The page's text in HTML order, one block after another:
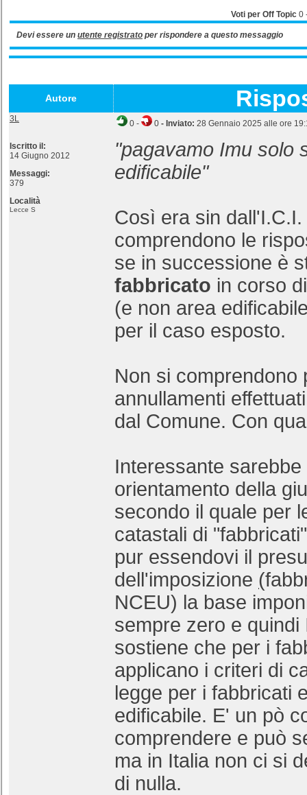
Voti per Off Topic 0
Devi essere un utente registrato per rispondere a questo messaggio
Autore
3L
Iscritto il:
14 Giugno 2012
Messaggi:
379
Località
Lecce S
0 - 0 - Inviato: 28 Gennaio 2025 alle ore
"pagavamo Imu solo
edificabile"
Così era sin
comprendono le
se in successione è
fabbricato in corso
(e non area
per il caso esposto.
Non si comprendono
annullamenti
dal Comune. Con
Interessante
orientamento della
secondo il quale per
catastali di
pur essendovi il
dell'imposizione (
NCEU) la base
sempre zero e quindi
sostiene che per i
applicano i criteri di
legge per i fabbricati
edificabile. E' un pò
comprendere e può
ma in Italia non ci si
di nulla.